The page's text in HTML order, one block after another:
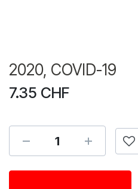
2020, COVID-19
7.35 CHF